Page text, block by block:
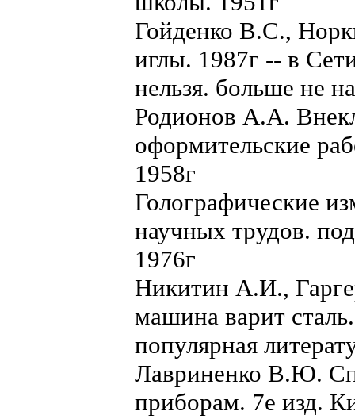
Гойденко В.С.,
иглы. 1987г -- в
нельзя. больше не
Родионов А.А.
оформительские
1958г
Голографические
научных трудов.
1976г
Никитин А.И.,
машина варит
популярная
Лавриненко В.Ю.
приборам. 7е изд.